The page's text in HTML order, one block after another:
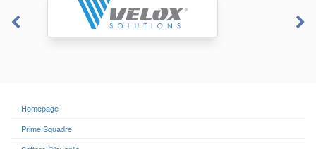
Homepage
Prime Squadre